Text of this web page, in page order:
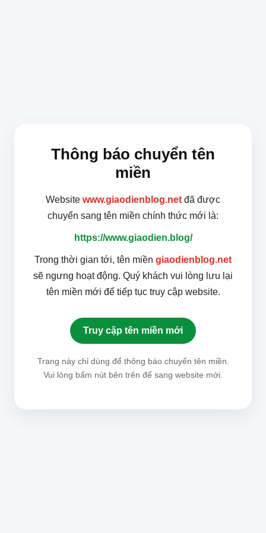
Thông báo chuyển tên
miền
Website www.giaodienblog.net đã được
chuyển sang tên miền chính thức mới là:
https://www.giaodien.blog/
Trong thời gian tới, tên miền giaodienblog.net
sẽ ngưng hoạt động. Quý khách vui lòng lưu lại
tên miền mới để tiếp tục truy cập website.
Truy cập tên miền mới
Trang này chỉ dùng để thông báo chuyển tên miền.
Vui lòng bấm nút bên trên để sang website mới.